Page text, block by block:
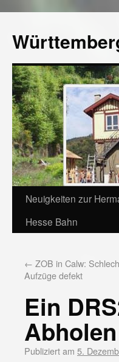
Neuigkeiten zur
Hesse Bahn
← ZOB in Calw:
Aufzüge defekt
Ein
Publiziert am 5.